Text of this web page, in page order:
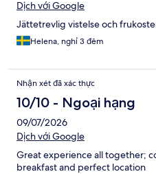
Dịch với Google
Jättetrevlig vistelse och
Helena, nghỉ 3 đêm
Nhận xét đã xác thực
10/10 - Ngoại hạng
09/07/2026
Dịch với Google
Great experience all together;
breakfast and perfect location